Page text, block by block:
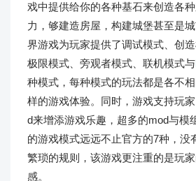
戏中提供给你的各种基石来创造各
力，够建造房屋，构建城堡甚至是
界游戏为玩家提供了调试模式、创造
极限模式、旁观者模式、联机模式与
种模式，每种模式的玩法都是各不
样的游戏体验。同时，游戏支持玩
d来增添游戏乐趣，超多的mod与模
的游戏模式远远不止官方的7种，没
繁琐的规则，该游戏更注重的是玩
感。